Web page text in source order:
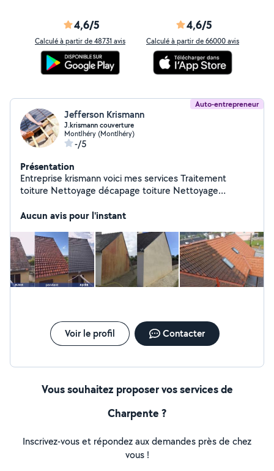
4,6/5
Calculé à partir de 48731 avis
4,6/5
Calculé à partir de 66000 avis
Auto-entrepreneur
Jefferson Krismann
J.krismann couverture
Montlhéry (Montlhéry)
-/5
Présentation
Entreprise krismann voici mes services Traitement
toiture Nettoyage décapage toiture Nettoyage
produit (dalep 2100) (arcane nettoyant toiture )
Aucun avis pour l'instant
Voir le profil Contacter
Vous souhaitez proposer vos services de
Charpente ?
Inscrivez-vous et répondez aux demandes près de chez
vous !